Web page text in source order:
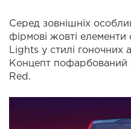
Серед зовнішніх
фірмові жовті елементи
Lights у стилі гоночних
Концепт пофарбований
Red.